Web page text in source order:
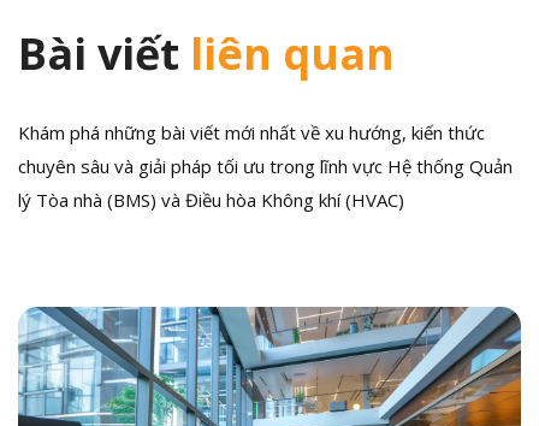
Bài viết liên quan
Khám phá những bài viết mới nhất về xu hướng, kiến thức
chuyên sâu và giải pháp tối ưu trong lĩnh vực Hệ thống Quản
lý Tòa nhà (BMS) và Điều hòa Không khí (HVAC)